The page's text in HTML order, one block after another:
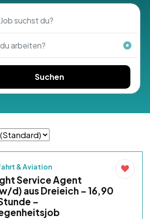
Suchen
& Aviation
Service Agent
d) aus Dreieich – 16,90
–